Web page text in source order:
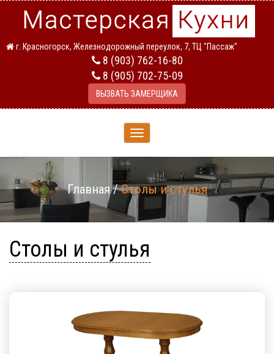
г. Красногорск, Железнодорожный переулок, 7, ТЦ "Пассаж"
8 (903) 762-16-80
8 (905) 702-75-09
ВЫЗВАТЬ ЗАМЕРЩИКА
Toggle
navigation
Главная/Столы и стулья
Столы и стулья